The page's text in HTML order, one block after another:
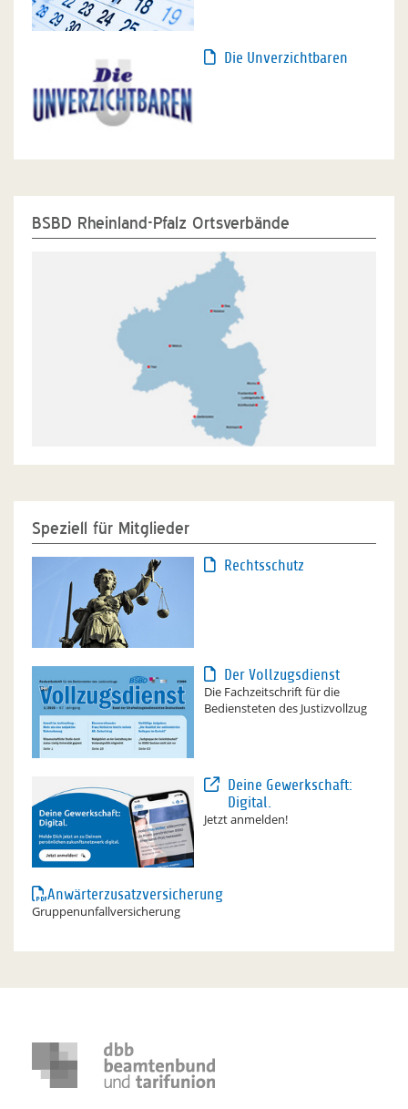
Die Unverzichtbaren
BSBD Rheinland-Pfalz Ortsverbände
Speziell für Mitglieder
Rechtsschutz
Der Vollzugsdienst
Die Fachzeitschrift für die
Bediensteten des Justizvollzug
Deine Gewerkschaft:
Digital.
Jetzt anmelden!
Anwärterzusatzversicherung
Gruppenunfallversicherung